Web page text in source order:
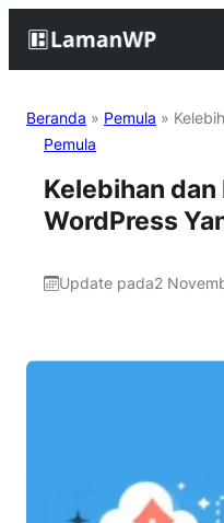
Beranda » Pemula »
Pemula
Kelebihan
WordPress
Update pada2